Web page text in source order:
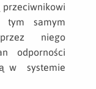
przeciwnikowi
tym samym
niego
odporności
w systemie